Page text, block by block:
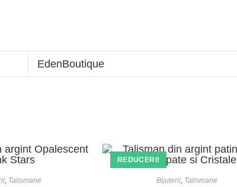
EdenBoutique
, Talismane
REDUCERI!
Bijuterii, Talismane